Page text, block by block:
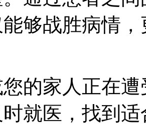
够战胜病情
的家人正在
就医，找到